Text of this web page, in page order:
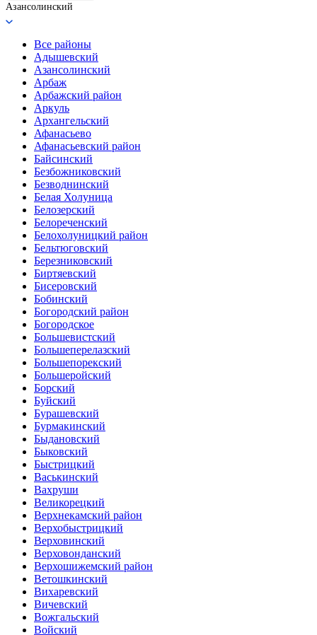
Азансолинский
Все районы
Адышевский
Азансолинский
Арбаж
Арбажский район
Аркуль
Архангельский
Афанасьево
Афанасьевский район
Байсинский
Безбожниковский
Безводнинский
Белая Холуница
Белозерский
Белореченский
Белохолуницкий район
Бельтюговский
Березниковский
Биртяевский
Бисеровский
Бобинский
Богородский район
Богородское
Большевистский
Большеперелазский
Большепорекский
Большеройский
Борский
Буйский
Бурашевский
Бурмакинский
Быдановский
Быковский
Быстрицкий
Васькинский
Вахруши
Великорецкий
Верхнекамский район
Верхобыстрицкий
Верховинский
Верховонданский
Верхошижемский район
Ветошкинский
Вихаревский
Вичевский
Вожгальский
Войский